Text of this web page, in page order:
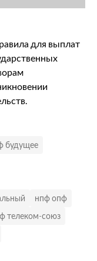
для выплат
будущее
нпф опф
телеком-союз